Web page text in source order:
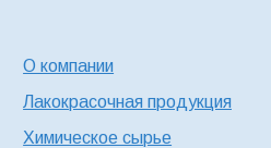
О компании
Лакокрасочная продукция
Химическое сырье